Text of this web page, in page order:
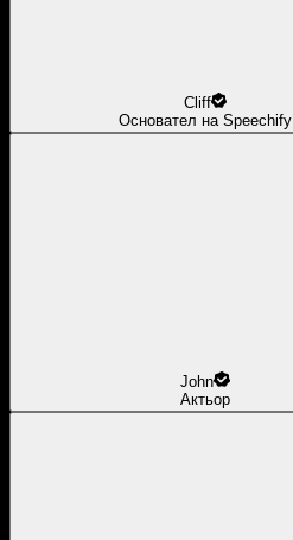
Cliff
Основател на Speechify
John
Актьор